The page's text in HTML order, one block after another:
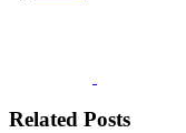
Related Posts